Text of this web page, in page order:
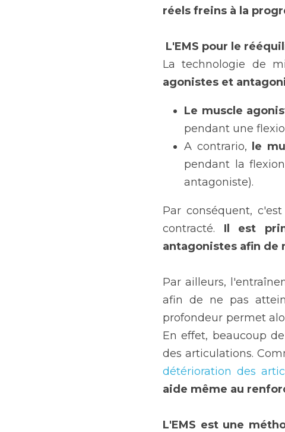
réels freins à la
L'EMS pour le
La technologie de
agonistes et
Le muscle
pendant une
A contrario,
le
pendant la
antagoniste).
Par conséquent,
contracté. Il est
antagonistes afin de
Par ailleurs,
afin de ne pas
profondeur permet
En effet, beaucoup
des articulations.
détérioration des
aide même au
L'EMS est une